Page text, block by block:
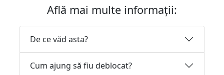
Află mai multe informații:
De ce văd asta?
Cum ajung să fiu deblocat?